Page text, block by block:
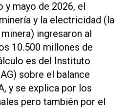
y mayo de 2026, el
y la electricidad (la
ingresaron al
10.500 millones de
es del Instituto
sobre el balance
y se explica por los
pero también por el